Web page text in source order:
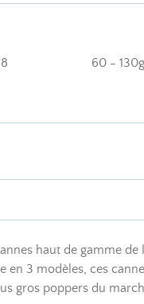
60 - 130g
haut de gamme de
en 3 modèles, ces
gros poppers du